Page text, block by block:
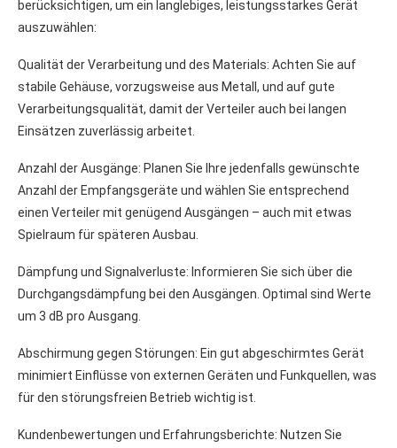
berücksichtigen, um ein langlebiges, leistungsstarkes Gerät
auszuwählen:
Qualität der Verarbeitung und des Materials: Achten Sie auf
stabile Gehäuse, vorzugsweise aus Metall, und auf gute
Verarbeitungsqualität, damit der Verteiler auch bei langen
Einsätzen zuverlässig arbeitet.
Anzahl der Ausgänge: Planen Sie Ihre jedenfalls gewünschte
Anzahl der Empfangsgeräte und wählen Sie entsprechend
einen Verteiler mit genügend Ausgängen – auch mit etwas
Spielraum für späteren Ausbau.
Dämpfung und Signalverluste: Informieren Sie sich über die
Durchgangsdämpfung bei den Ausgängen. Optimal sind Werte
um 3 dB pro Ausgang.
Abschirmung gegen Störungen: Ein gut abgeschirmtes Gerät
minimiert Einflüsse von externen Geräten und Funkquellen, was
für den störungsfreien Betrieb wichtig ist.
Kundenbewertungen und Erfahrungsberichte: Nutzen Sie